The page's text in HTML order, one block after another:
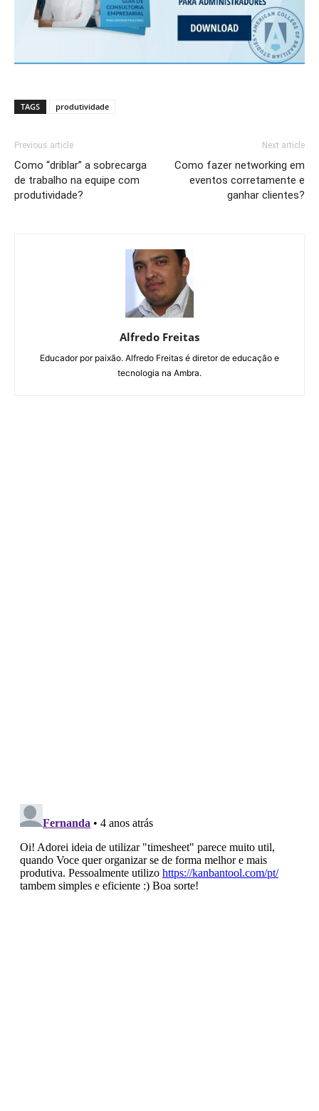
TAGS produtividade
Previous article
Como “driblar” a sobrecarga
de trabalho na equipe com
produtividade?
Next article
Como fazer networking em
eventos corretamente e
ganhar clientes?
Alfredo Freitas
Educador por paixão. Alfredo Freitas é diretor de educação e
tecnologia na Ambra.